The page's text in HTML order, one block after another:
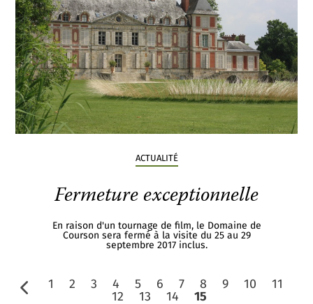
ACTUALITÉ
Fermeture exceptionnelle
En raison d'un tournage de film, le Domaine de
Courson sera fermé à la visite du 25 au 29
septembre 2017 inclus.
1 2 3 4 5 6 7 8 9 10
11
12
13 14 15